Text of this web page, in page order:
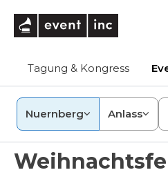
Tagung & Kongress
Nuernberg Anlass